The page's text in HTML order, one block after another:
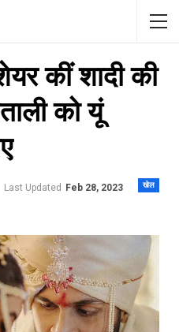
कीं शादी की
को यूं
खेल
Last Updated
Feb 28, 2023